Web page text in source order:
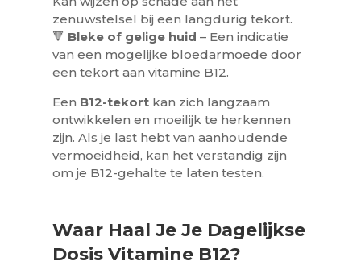
zenuwstelsel bij een langdurig tekort.
🔻 Bleke of gelige huid – Een indicatie
van een mogelijke bloedarmoede door
een tekort aan vitamine B12.
Een B12-tekortkan zich langzaam
ontwikkelen en moeilijk te herkennen
zijn. Als je last hebt van aanhoudende
vermoeidheid, kan het verstandig zijn
om je B12-gehalte te laten testen.
Waar Haal Je Je Dagelijkse
Dosis Vitamine B12?